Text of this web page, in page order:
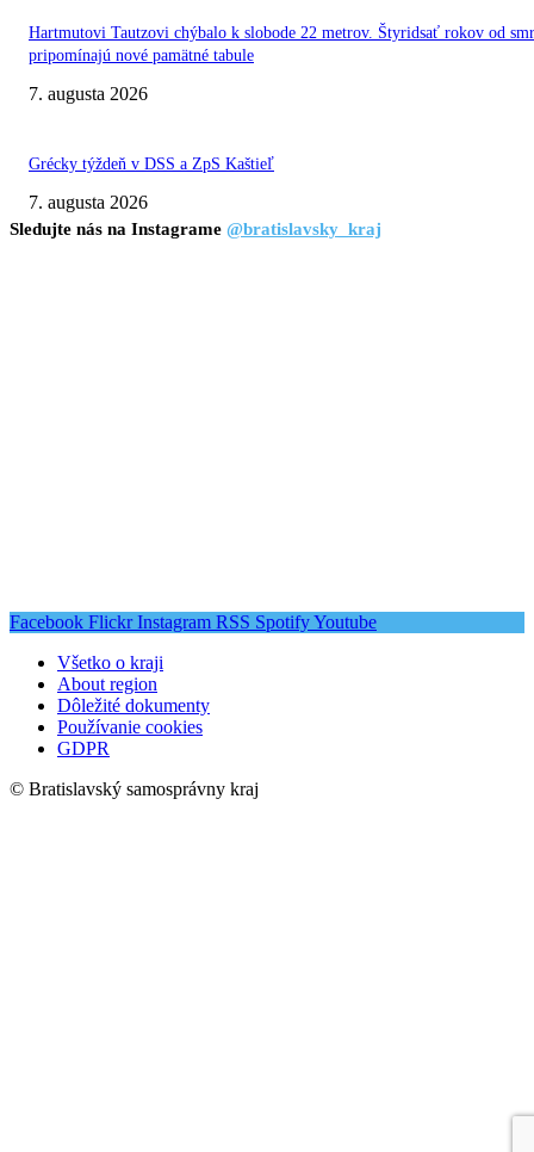
Hartmutovi Tautzovi chýbalo k slobode 22 metrov. Štyridsať rokov od
pripomínajú nové pamätné tabule
7. augusta 2026
Grécky týždeň v DSS a ZpS Kaštieľ
7. augusta 2026
Sledujte nás na Instagrame @bratislavsky_kraj
Facebook Flickr Instagram RSS SpotifyYoutube
Všetko o kraji
About region
Dôležité dokumenty
Používanie cookies
GDPR
© Bratislavský samosprávny kraj